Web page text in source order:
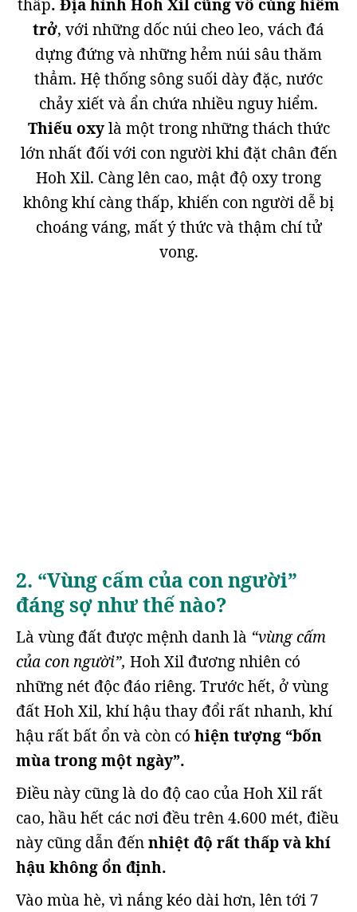
thấp. Địa hình Hoh Xil cũng vô cùng hiểm
trở, với những dốc núi cheo leo, vách đá
dựng đứng và những hẻm núi sâu thăm
thẳm. Hệ thống sông suối dày đặc, nước
chảy xiết và ẩn chứa nhiều nguy hiểm.
Thiếu oxylà một trong những thách thức
lớn nhất đối với con người khi đặt chân đến
Hoh Xil. Càng lên cao, mật độ oxy trong
không khí càng thấp, khiến con người dễ bị
choáng váng, mất ý thức và thậm chí tử
vong.
2. “Vùng cấm của con người”
đáng sợ như thế nào?
Là vùng đất được mệnh danh là “vùng cấm
của con người”, Hoh Xil đương nhiên có
những nét độc đáo riêng. Trước hết, ở vùng
đất Hoh Xil, khí hậu thay đổi rất nhanh, khí
hậu rất bất ổn và còn có hiện tượng “bốn
mùa trong một ngày”.
Điều này cũng là do độ cao của Hoh Xil rất
cao, hầu hết các nơi đều trên 4.600 mét, điều
này cũng dẫn đếnnhiệt độ rất thấp và khí
hậu không ổn định.
Vào mùa hè, vì nắng kéo dài hơn, lên tới 7